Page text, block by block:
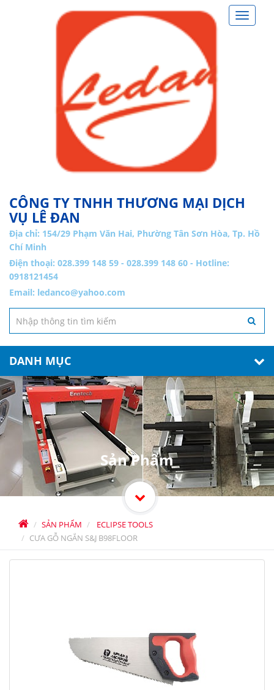
Toggle
CÔNG TY TNHH THƯƠNG MẠI DỊCH
VỤ LÊ ĐAN
Địa chỉ: 154/29 Phạm Văn Hai, Phường Tân Sơn Hòa, Tp. Hồ
Chí Minh
Điện thoại: 028.399 148 59 - 028.399 148 60 - Hotline:
0918121454
Email: ledanco@yahoo.com
DANH MỤC
SẢN PHẨM
ECLIPSE TOOLS
CƯA GỖ NGẮN S&J B98FLOOR
Sản Phẩm